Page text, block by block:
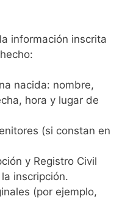
información inscrita
nacida: nombre,
hora y lugar de
(si constan en
y Registro Civil
inscripción.
(por ejemplo,